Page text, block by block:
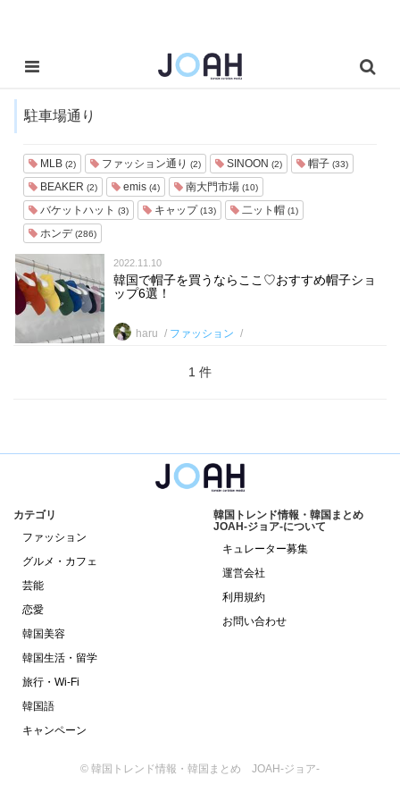
駐車場通り
MLB (2) ファッション通り (2) SINOON (2) 帽子 (33)
BEAKER (2) emis (4) 南大門市場 (10)
バケットハット (3) キャップ(13) 二ット帽 (1)
ホンデ(286)
2022.11.10
韓国で帽子を買うならここ♡おすすめ帽子ショ
ップ6選！
haru ファッション
1 件
カテゴリ
ファッション
グルメ・カフェ
芸能
恋愛
韓国美容
韓国生活・留学
旅行・Wi-Fi
韓国語
キャンペーン
韓国トレンド情報・韓国まとめ
JOAH-ジョア-について
キュレーター募集
運営会社
利用規約
お問い合わせ
© 韓国トレンド情報・韓国まとめ JOAH-ジョア-